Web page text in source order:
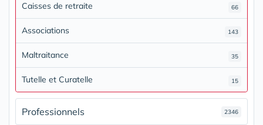
Caisses de retraite 66
Associations 143
Maltraitance 35
Tutelle et Curatelle 15
Professionnels 2346